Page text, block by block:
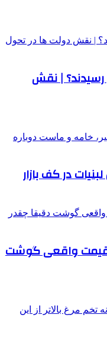
| نقش
در کف بازار
| قیمت واقعی گوشت